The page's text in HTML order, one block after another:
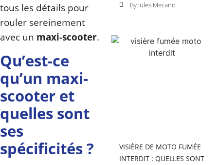
tous les détails pour
rouler sereinement
avec un maxi-scooter.
Qu’est-ce
qu’un maxi-
scooter et
quelles sont
ses
spécificités ?
By Jules Mecano
VISIÈRE DE MOTO FUMÉE
INTERDIT : QUELLES SONT